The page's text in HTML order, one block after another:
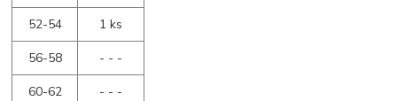
52-54
1 ks
56-58
- - -
60-62
- - -